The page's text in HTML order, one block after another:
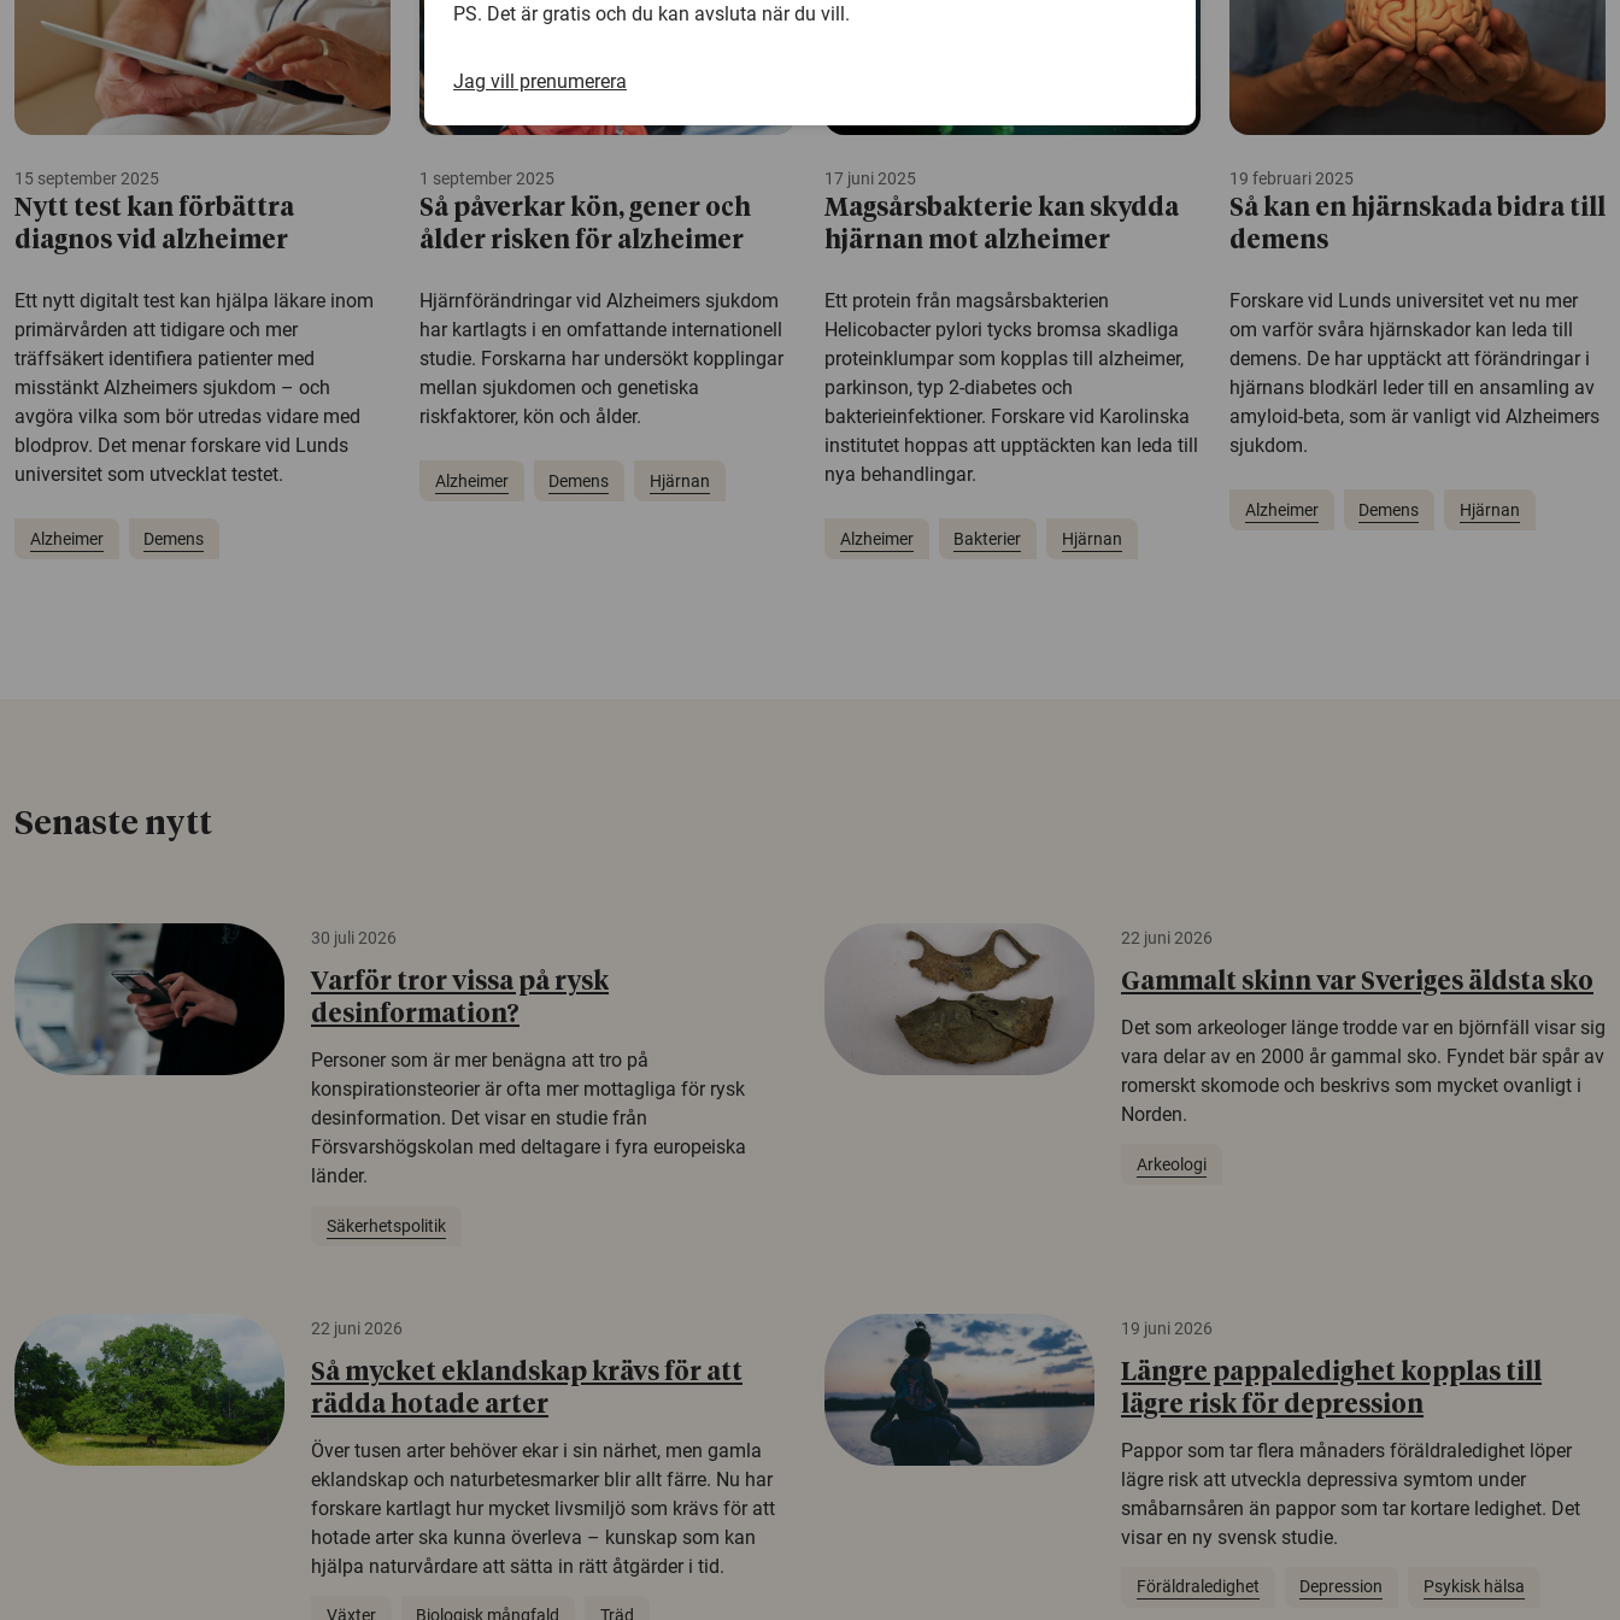
15 september 2025
Nytt test kan förbättra
diagnos vid alzheimer
Ett nytt digitalt test kan hjälpa läkare inom
primärvården att tidigare och mer
träffsäkert identifiera patienter med
misstänkt Alzheimers sjukdom – och
avgöra vilka som bör utredas vidare med
blodprov. Det menar forskare vid Lunds
universitet som utvecklat testet.
Alzheimer Demens
1 september 2025
Så påverkar kön, gener och
ålder risken för alzheimer
Hjärnförändringar vid Alzheimers sjukdom
har kartlagts i en omfattande internationell
studie. Forskarna har undersökt kopplingar
mellan sjukdomen och genetiska
riskfaktorer, kön och ålder.
Alzheimer Demens Hjärnan
17 juni 2025
Magsårsbakterie kan skydda
hjärnan mot alzheimer
Ett protein från magsårsbakterien
Helicobacter pylori tycks bromsa skadliga
proteinklumpar som kopplas till alzheimer,
parkinson, typ 2-diabetes och
bakterieinfektioner. Forskare vid Karolinska
institutet hoppas att upptäckten kan leda till
nya behandlingar.
Alzheimer Bakterier Hjärnan
19 februari 2025
Så kan en hjärnskada bidra till
demens
Forskare vid Lunds universitet vet nu mer
om varför svåra hjärnskador kan leda till
demens. De har upptäckt att förändringar i
hjärnans blodkärl leder till en ansamling av
amyloid-beta, som är vanligt vid Alzheimers
sjukdom.
Alzheimer Demens Hjärnan
Senaste nytt
30 juli 2026
Varför tror vissa på rysk
desinformation?
Personer som är mer benägna att tro på
konspirationsteorier är ofta mer mottagliga för rysk
desinformation. Det visar en studie från
Försvarshögskolan med deltagare i fyra europeiska
länder.
Säkerhetspolitik
22 juni 2026
Gammalt skinn var Sveriges äldsta sko
Det som arkeologer länge trodde var en björnfäll visar sig
vara delar av en 2000 år gammal sko. Fyndet bär spår av
romerskt skomode och beskrivs som mycket ovanligt i
Norden.
Arkeologi
22 juni 2026
Så mycket eklandskap krävs för att
rädda hotade arter
Över tusen arter behöver ekar i sin närhet, men gamla
eklandskap och naturbetesmarker blir allt färre. Nu har
forskare kartlagt hur mycket livsmiljö som krävs för att
hotade arter ska kunna överleva – kunskap som kan
hjälpa naturvårdare att sätta in rätt åtgärder i tid.
Växter Biologisk mångfald Träd
19 juni 2026
Längre pappaledighet kopplas till
lägre risk för depression
Pappor som tar flera månaders föräldraledighet löper
lägre risk att utveckla depressiva symtom under
småbarnsåren än pappor som tar kortare ledighet. Det
visar en ny svensk studie.
Föräldraledighet Depression Psykisk hälsa
PS. Det är gratis och du kan avsluta när du vill.
Jag vill prenumerera